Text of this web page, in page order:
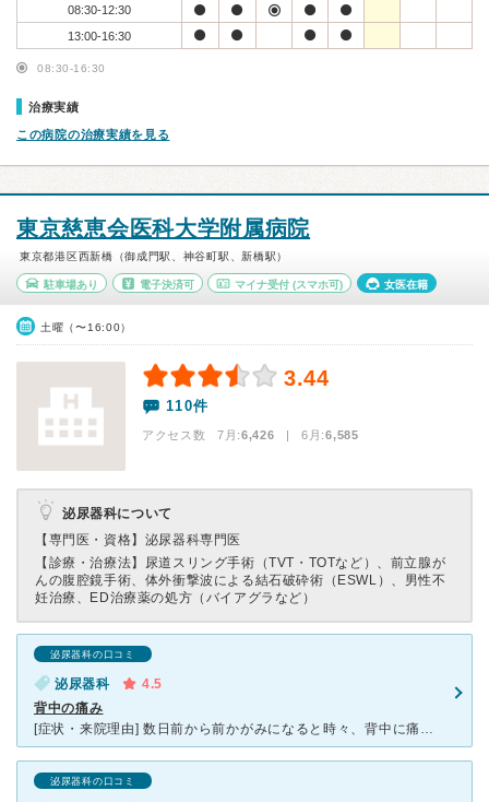
08:30-12:30
13:00-16:30
08:30-16:30
治療実績
この病院の治療実績を見る
東京慈恵会医科大学附属病院
東京都港区西新橋（御成門駅、神谷町駅、新橋駅）
駐車場あり 電子決済可 マイナ受付 (スマホ可) 女医在籍
土曜（〜16:00）
3.44
110件
アクセス数 7月:6,426 | 6月:6,585
泌尿器科について
【専門医・資格】 泌尿器科専門医
【診療・治療法】 尿道スリング手術（TVT・TOTなど）、前立腺が
んの腹腔鏡手術、体外衝撃波による結石破砕術（ESWL）、男性不
妊治療、ED治療薬の処方（バイアグラなど）
泌尿器科の口コミ
泌尿器科
4.5
背中の痛み
[症状・来院理由] 数日前から前かがみになると時々、背中に痛みがあり、ある日、座っていても、 どんどん背中の痛みが出てきたので、腎臓が悪いのかと夜間の救急外来へかかった。その際、腎臓結石と言われた
泌尿器科の口コミ